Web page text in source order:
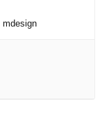
mdesign